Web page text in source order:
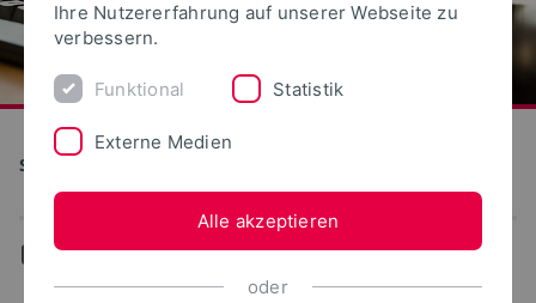
S(kim) - Service Kommunikation Information Medien
... Unterstützung/Support
Ihre Nutzererfahrung auf unserer Webseite zu
verbessern.
Funktional Statistik
Externe Medien
Alle akzeptieren
oder